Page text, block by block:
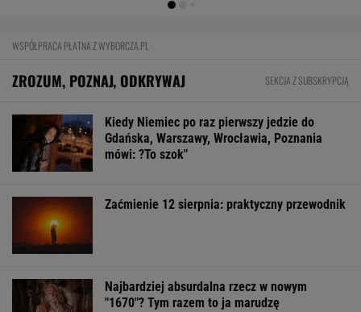
WSPÓŁPRACA PŁATNA Z WYBORCZA.PL
ZROZUM, POZNAJ, ODKRYWAJ SEKCJA Z SUBSKRYPCJĄ
Kiedy Niemiec po raz pierwszy jedzie do
Gdańska, Warszawy, Wrocławia, Poznania
mówi: ?To szok"
Zaćmienie 12 sierpnia: praktyczny przewodnik
Najbardziej absurdalna rzecz w nowym
"1670"? Tym razem to ja marudzę